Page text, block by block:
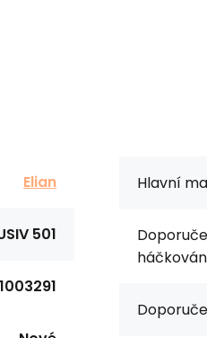
Elian
501
Hlavní